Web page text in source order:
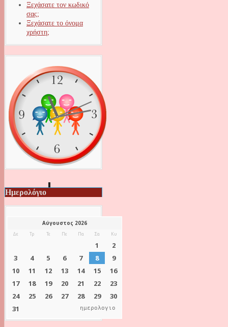
Ξεχάσατε τον κωδικό
σας;
Ξεχάσατε το όνομα
χρήστη;
Ημερολόγιο
ημερολογιο